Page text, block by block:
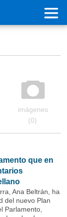
imágenes
0
que en
Ana Beltrán, ha
del nuevo Plan
Parlamento,